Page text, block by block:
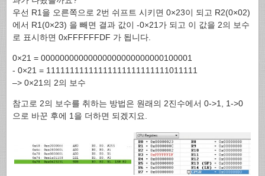
우선 R1을 오른쪽으로 2번 쉬프트 시키면 0×23이 되고 R2(0×02)
에서 R1(0×23) 을 빼면 결과 값이 -0×21가 되고 이 값을 2의 보수
로 표시하면 0xFFFFFFDF 가 됩니다.
0×21 = 00000000000000000000000000100001
- 0×21 = 11111111111111111111111111011111
–> 0×21의 2의 보수
참고로 2의 보수를 취하는 방법은 원래의 2진수에서 0->1, 1->0
으로 바꾼 후에 1을 더하면 되겠지요.